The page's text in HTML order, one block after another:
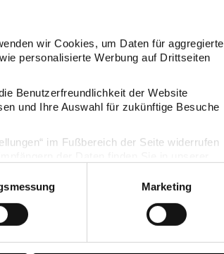
wir Cookies, um Daten für aggregierte
personalisierte Werbung auf Drittseiten
Benutzerfreundlichkeit der Website
und Ihre Auswahl für zukünftige Besuche
im Fußbereich der Seite widerrufen
Marketing